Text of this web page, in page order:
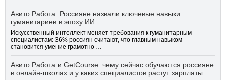
Авито Работа: Россияне назвали ключевые навыки
гуманитариев в эпоху ИИ
Искусственный интеллект меняет требования к гуманитарным
специалистам: 36% россиян считают, что главным навыком
становится умение грамотно …
Авито Работа и GetCourse: чему сейчас обучаются россияне
в онлайн-школах и у каких специалистов растут зарплаты